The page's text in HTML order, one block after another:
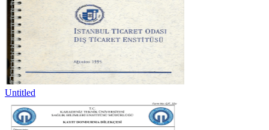
Untitled